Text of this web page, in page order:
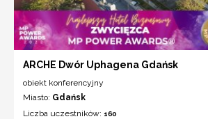
ARCHE Dwór Uphagena Gdańsk
obiekt konferencyjny
Miasto: Gdańsk
Liczba uczestników: 160